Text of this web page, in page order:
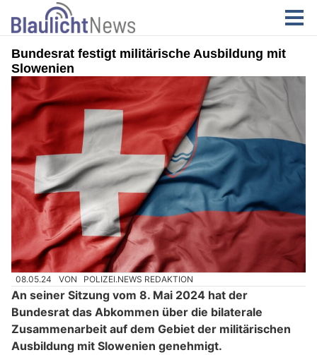
Bundesrat festigt militärische Ausbildung mit
Slowenien
08.05.24 VON POLIZEI.NEWS REDAKTION
An seiner Sitzung vom 8. Mai 2024 hat der
Bundesrat das Abkommen über die bilaterale
Zusammenarbeit auf dem Gebiet der militärischen
Ausbildung mit Slowenien genehmigt.